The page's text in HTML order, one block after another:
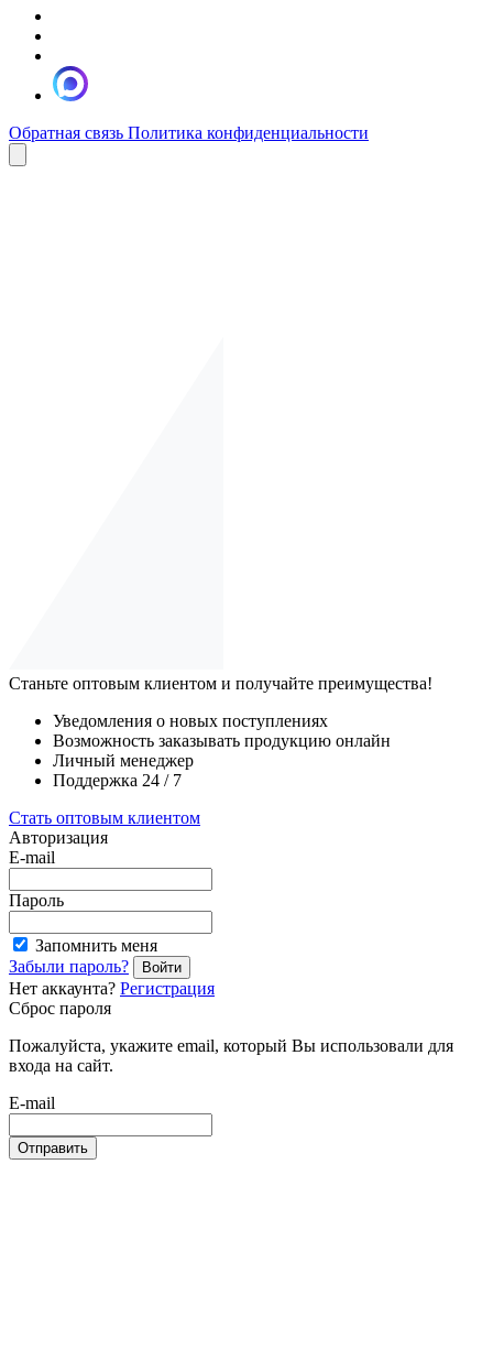
Обратная связь Политика конфиденциальности
Станьте оптовым клиентом и получайте преимущества!
Уведомления о новых поступлениях
Возможность заказывать продукцию онлайн
Личный менеджер
Поддержка 24 / 7
Стать оптовым клиентом
Авторизация
E-mail
Пароль
Запомнить меня
Забыли пароль?
Войти
Нет аккаунта? Регистрация
Сброс пароля
Пожалуйста, укажите email, который Вы использовали для
входа на сайт.
E-mail
Отправить